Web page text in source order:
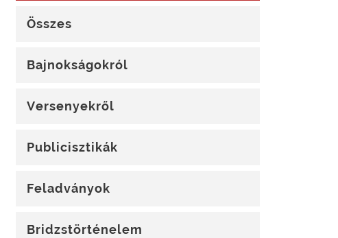
Összes
Bajnokságokról
Versenyekről
Publicisztikák
Feladványok
Bridzstörténelem